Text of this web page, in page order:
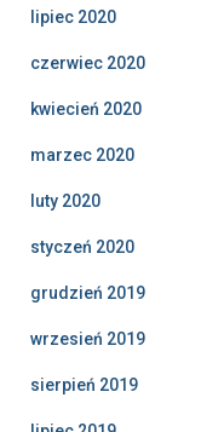
lipiec 2020
czerwiec 2020
kwiecień 2020
marzec 2020
luty 2020
styczeń 2020
grudzień 2019
wrzesień 2019
sierpień 2019